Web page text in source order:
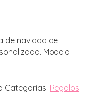
de navidad de
Modelo
Categorías: Regalos